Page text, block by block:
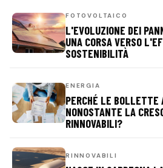
FOTOVOLTAICO
L'EVOLUZIONE DEI
UNA CORSA VERSO
SOSTENIBILITÀ
ENERGIA
PERCHÉ LE BOLLETTE
NONOSTANTE LA
RINNOVABILI?
RINNOVABILI